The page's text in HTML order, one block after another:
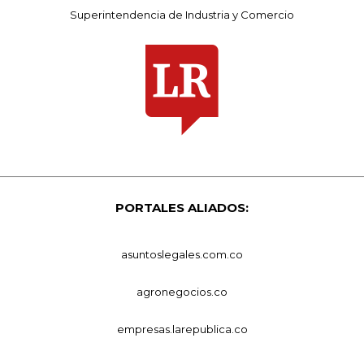
Superintendencia de Industria y Comercio
PORTALES ALIADOS:
asuntoslegales.com.co
agronegocios.co
empresas.larepublica.co